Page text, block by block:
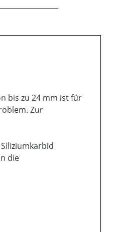
bis zu 24 mm ist für
Zur
die